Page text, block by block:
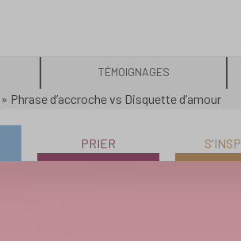
TÉMOIGNAGES
» Phrase d’accroche vs Disquette d’amour
PRIER